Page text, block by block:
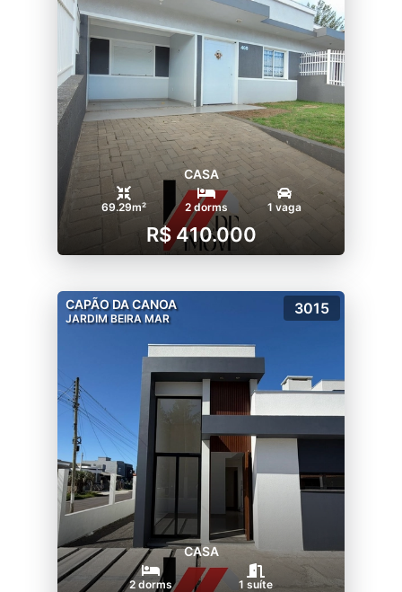
CASA
69.29m² 2 dorms 1 vaga
R$ 410.000
CAPÃO DA CANOA
JARDIM BEIRA MAR
3015
CASA
2 dorms 1 suíte